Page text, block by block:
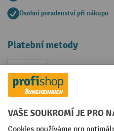
Osobní poradenství při nákupu
Platební metody
Faktura
Sociální sítě
Facebook
YouTubeLinkedIn